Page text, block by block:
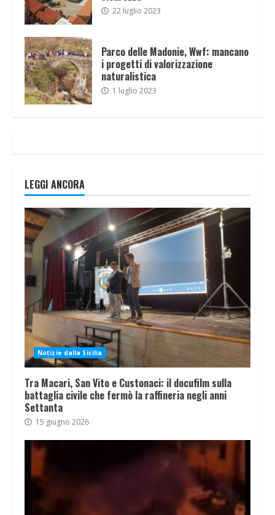
22 luglio 2023
Parco delle Madonie, Wwf: mancano
i progetti di valorizzazione
naturalistica
1 luglio 2023
LEGGI ANCORA
Notizie dalla Sicilia
Tra Macari, San Vito e Custonaci: il docufilm sulla
battaglia civile che fermò la raffineria negli anni
Settanta
15 giugno 2026